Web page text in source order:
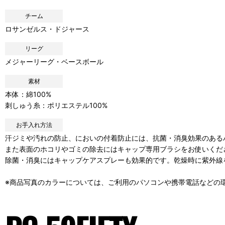
チーム
ロサンゼルス・ドジャース
リーグ
メジャーリーグ・ベースボール
素材
本体：綿100%
刺しゅう糸：ポリエステル100%
お手入れ方法
汗ジミや汚れの防止、においの付着防止には、抗菌・消臭効果のあ
また表面のホコリやゴミの除去にはキャップ専用ブラシをお使いく
除菌・消臭にはキャップケアスプレーも効果的です。乾燥時に紫外
※商品写真のカラーについては、ご利用のパソコンや携帯電話など